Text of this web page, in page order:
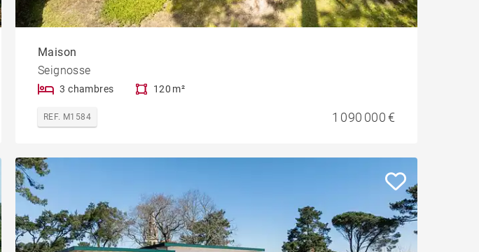
Maison
Seignosse
3 chambres 120 m²
REF. M1584 1 090 000 €